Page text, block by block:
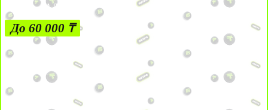
ЗА ДЕПОЗИТЫ
До 60 000 ₸